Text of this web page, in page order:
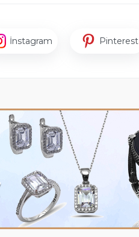
İnstagram Pinterest